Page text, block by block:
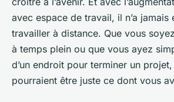
avec espace de travail, il n’a jamais
travailler à distance. Que vous
à temps plein ou que vous ayez
d’un endroit pour terminer un
pourraient être juste ce dont vous